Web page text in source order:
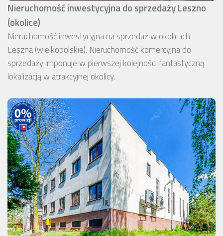
Nieruchomość inwestycyjna do sprzedaży Leszno
(okolice)
Nieruchomość inwestycyjna na sprzedaż w okolicach
Leszna (wielkopolskie). Nieruchomość komercyjna do
sprzedaży imponuje w pierwszej kolejności fantastyczną
lokalizacją w atrakcyjnej okolicy.